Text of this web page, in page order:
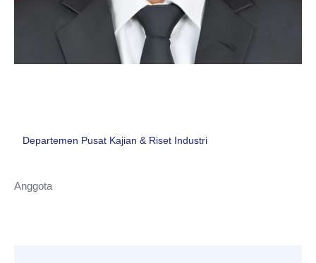
Departemen Pusat Kajian & Riset Industri
Anggota